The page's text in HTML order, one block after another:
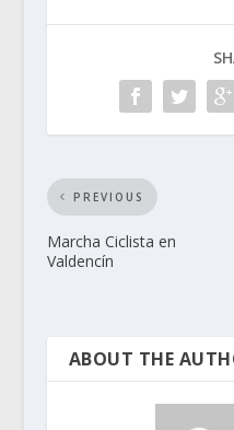
PREVIOUS
Marcha Ciclista en
Valdencín
ABOUT THE